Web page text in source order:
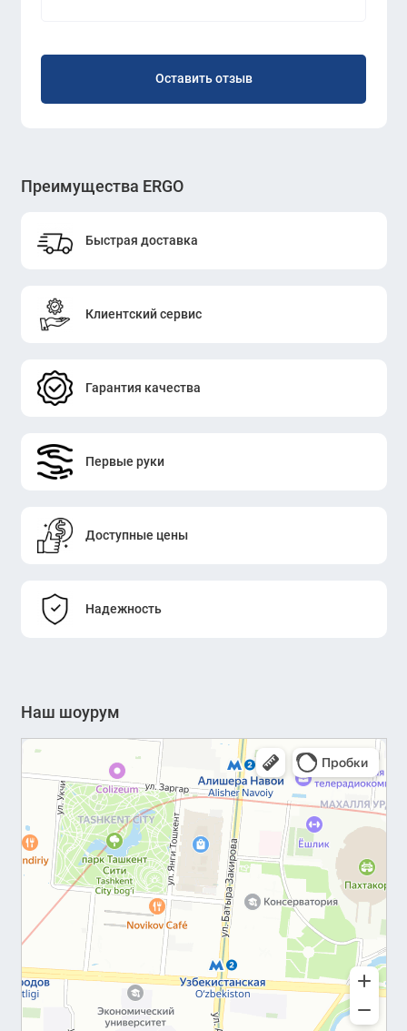
Оставить отзыв
Преимущества ERGO
Быстрая доставка
Клиентский сервис
Гарантия качества
Первые руки
Доступные цены
Надежность
Наш шоурум